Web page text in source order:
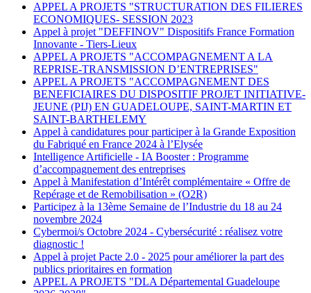
APPEL A PROJETS "STRUCTURATION DES FILIERES
ECONOMIQUES- SESSION 2023
Appel à projet "DEFFINOV" Dispositifs France Formation
Innovante - Tiers-Lieux
APPEL A PROJETS "ACCOMPAGNEMENT A LA
REPRISE-TRANSMISSION D’ENTREPRISES"
APPEL A PROJETS "ACCOMPAGNEMENT DES
BENEFICIAIRES DU DISPOSITIF PROJET INITIATIVE-
JEUNE (PIJ) EN GUADELOUPE, SAINT-MARTIN ET
SAINT-BARTHELEMY
Appel à candidatures pour participer à la Grande Exposition
du Fabriqué en France 2024 à l’Elysée
Intelligence Artificielle - IA Booster : Programme
d’accompagnement des entreprises
Appel à Manifestation d’Intérêt complémentaire « Offre de
Repérage et de Remobilisation » (O2R)
Participez à la 13ème Semaine de l’Industrie du 18 au 24
novembre 2024
Cybermoi/s Octobre 2024 - Cybersécurité : réalisez votre
diagnostic !
Appel à projet Pacte 2.0 - 2025 pour améliorer la part des
publics prioritaires en formation
APPEL A PROJETS "DLA Départemental Guadeloupe